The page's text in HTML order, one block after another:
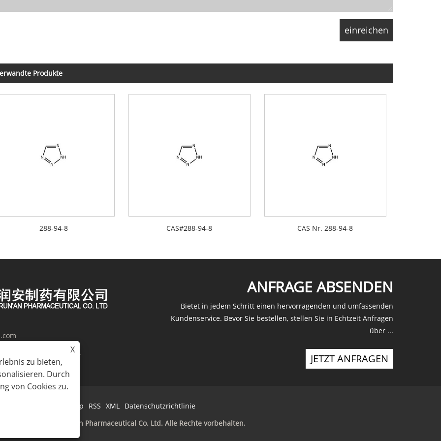
Produkte
288-94-8 CAS#288-94-8 CAS Nr. 288-94-8
Industrial Park,
ANFRAGE ABSENDEN
Bietet in jedem Schritt einen hervorragenden und umfassenden
Kundenservice. Bevor Sie bestellen, stellen Sie in Echtzeit Anfragen
über ...
JETZT ANFRAGEN
Sitemap RSS XML Datenschutzrichtlinie
© 2024 Jiangsu Run'an Pharmaceutical Co. Ltd. Alle Rechte vorbehalten.
X
zu bieten,
Durch
von Cookies zu.